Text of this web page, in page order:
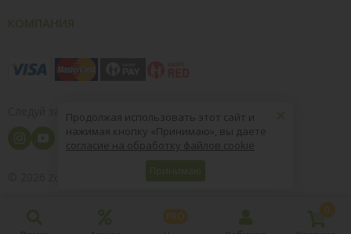
Следуй за нами
8 (800) 004-09-40
PRO
0
×
Продолжая использовать этот сайт и
нажимая кнопку «Принимаю», вы даете
согласие на обработку файлов cookie
Принимаю